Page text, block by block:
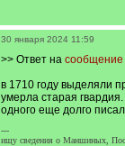
30 января 2024 11:59
>> Ответ на сообщение
в 1710 году выделяли
умерла старая
одного еще долго
---
ищу сведения о Маншиных,